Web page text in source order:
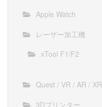
Apple Watch
レーザー加工機
xTool F1/F2
Quest / VR / AR / XR
3Dプリンター